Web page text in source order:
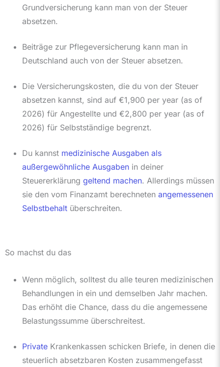
Grundversicherung kann man von der Steuer
absetzen.
Beiträge zur Pflegeversicherung kann man in
Deutschland auch von der Steuer absetzen.
Die Versicherungskosten, die du von der Steuer
absetzen kannst, sind auf €1,900 per year (as of
2026) für Angestellte und €2,800 per year (as of
2026) für Selbstständige begrenzt.
Du kannst medizinische Ausgaben als
außergewöhnliche Ausgaben in deiner
Steuererklärung geltend machen. Allerdings müssen
sie den vom Finanzamt berechneten angemessenen
Selbstbehalt überschreiten.
So machst du das
Wenn möglich, solltest du alle teuren medizinischen
Behandlungen in ein und demselben Jahr machen.
Das erhöht die Chance, dass du die angemessene
Belastungssumme überschreitest.
Private Krankenkassen schicken Briefe, in denen die
steuerlich absetzbaren Kosten zusammengefasst